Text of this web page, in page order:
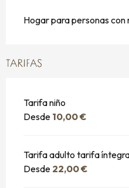
Hogar para personas
TARIFAS
Tarifa niño
Desde 10,00 €
Tarifa adulto tarifa
Desde 22,00 €